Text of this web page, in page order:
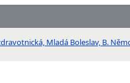
Mladá Boleslav, B.